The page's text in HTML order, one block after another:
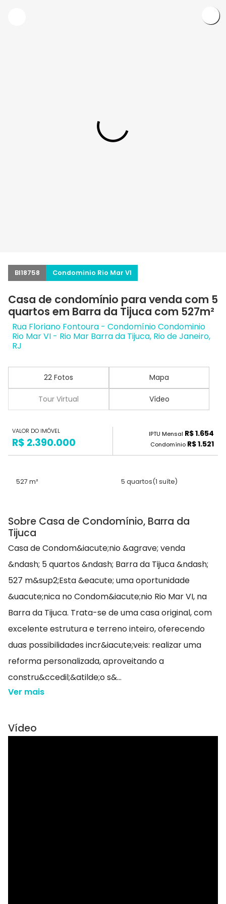
BI18758 Condominio Rio Mar VI
Casa de condomínio para venda com 5
quartos em Barra da Tijuca com 527m²
Rua Floriano Fontoura - Condomínio Condominio
Rio Mar VI - Rio Mar Barra da Tijuca, Rio de Janeiro,
RJ
22 Fotos Mapa
Tour Virtual Vídeo
VALOR DO IMÓVEL
R$ 2.390.000
IPTU Mensal R$ 1.654
Condomínio R$ 1.521
527 m² 5 quartos(1 suíte)
Sobre Casa de Condomínio, Barra da
Tijuca
Casa de Condom&iacute;nio &agrave; venda
&ndash; 5 quartos &ndash; Barra da Tijuca &ndash;
527 m&sup2;Esta &eacute; uma oportunidade
&uacute;nica no Condom&iacute;nio Rio Mar VI, na
Barra da Tijuca. Trata-se de uma casa original, com
excelente estrutura e terreno inteiro, oferecendo
duas possibilidades incr&iacute;veis: realizar uma
reforma personalizada, aproveitando a
constru&ccedil;&atilde;o s&...
Ver mais
Vídeo